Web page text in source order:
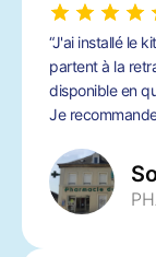
“J'ai installé le
partent à la
disponible en
Je